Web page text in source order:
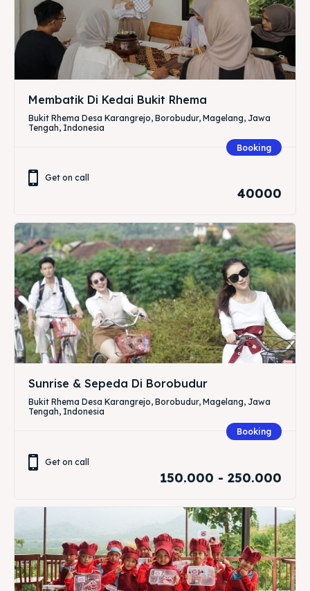
Membatik Di Kedai Bukit Rhema
Bukit Rhema Desa Karangrejo, Borobudur, Magelang, Jawa
Tengah, Indonesia
Booking
Get on call
40000
Sunrise & Sepeda Di Borobudur
Bukit Rhema Desa Karangrejo, Borobudur, Magelang, Jawa
Tengah, Indonesia
Booking
Get on call
150.000 - 250.000